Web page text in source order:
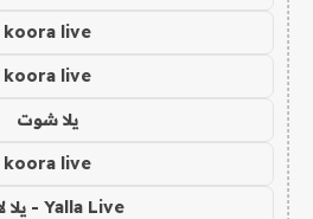
koora live
koora live
يلا شوت
koora live
Yalla Live - يلا لايف